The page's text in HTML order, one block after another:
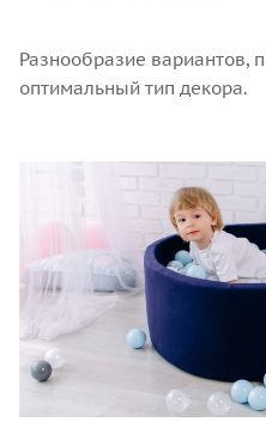
Разнообразие вариантов,
оптимальный тип декора.